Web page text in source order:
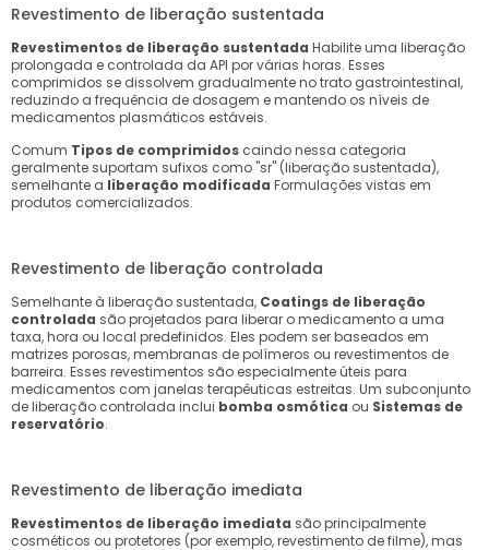
Revestimento de liberação sustentada
Revestimentos de liberação sustentada Habilite uma liberação
prolongada e controlada da API por várias horas. Esses
comprimidos se dissolvem gradualmente no trato gastrointestinal,
reduzindo a frequência de dosagem e mantendo os níveis de
medicamentos plasmáticos estáveis.
Comum Tipos de comprimidos caindo nessa categoria
geralmente suportam sufixos como "sr" (liberação sustentada),
semelhante a liberação modificada Formulações vistas em
produtos comercializados.
Revestimento de liberação controlada
Semelhante à liberação sustentada, Coatings de liberação
controlada são projetados para liberar o medicamento a uma
taxa, hora ou local predefinidos. Eles podem ser baseados em
matrizes porosas, membranas de polímeros ou revestimentos de
barreira. Esses revestimentos são especialmente úteis para
medicamentos com janelas terapêuticas estreitas. Um subconjunto
de liberação controlada inclui bomba osmótica ou Sistemas de
reservatório.
Revestimento de liberação imediata
Revestimentos de liberação imediata são principalmente
cosméticos ou protetores (por exemplo, revestimento de filme), mas